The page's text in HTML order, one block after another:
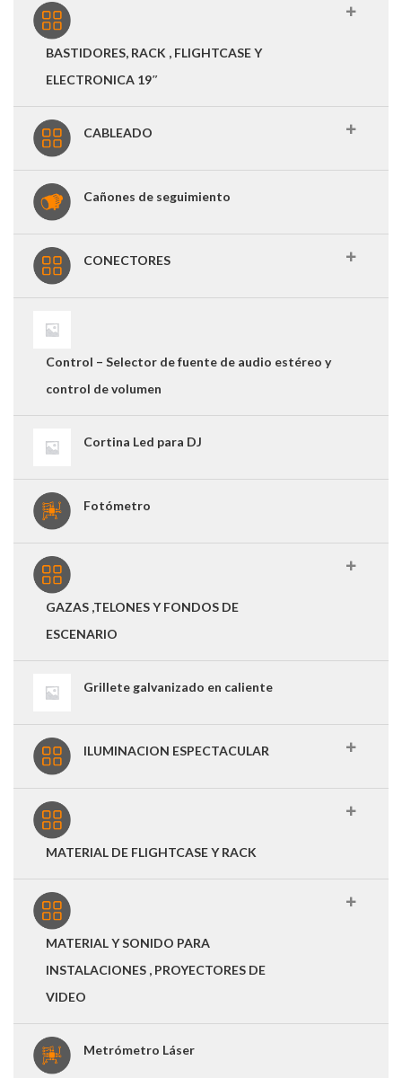
BASTIDORES, RACK , FLIGHTCASE Y
ELECTRONICA 19″
CABLEADO
Cañones de seguimiento
CONECTORES
Control – Selector de fuente de audio estéreo y
control de volumen
Cortina Led para DJ
Fotómetro
GAZAS ,TELONES Y FONDOS DE
ESCENARIO
Grillete galvanizado en caliente
ILUMINACION ESPECTACULAR
MATERIAL DE FLIGHTCASE Y RACK
MATERIAL Y SONIDO PARA
INSTALACIONES , PROYECTORES DE
VIDEO
Metrómetro Láser